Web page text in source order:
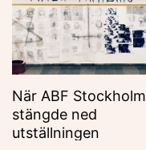
När ABF Stockholm
stängde ned
utställningen